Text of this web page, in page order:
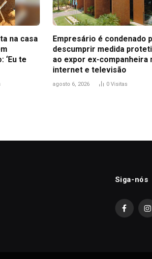
na casa
‘Eu te
Empresário é condenado
descumprir medida
ao expor ex-companheira
internet e televisão
agosto 6, 2026 0 Visitas
Siga-nós
Facebook